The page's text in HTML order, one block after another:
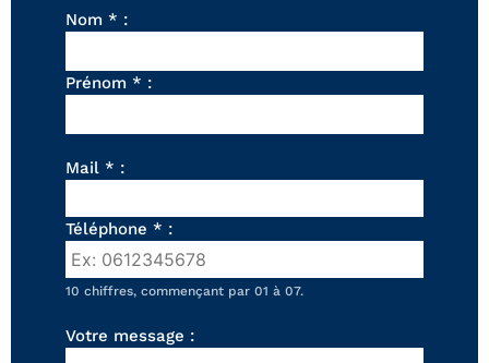
Canapés panoramiques
Fauteuils
Tous les produits
Voir tous les produits et collections
Nom * :
Prénom * :
Mail * :
Téléphone * :
10 chiffres, commençant par 01 à 07.
Votre message :